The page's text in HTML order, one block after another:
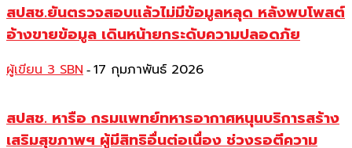
สปสช.ยันตรวจสอบแล้วไม่มีข้อมูลหลุด หลังพบโพสต์
อ้างขายข้อมูล เดินหน้ายกระดับความปลอดภัย
ผู้เขียน 3 SBN - 17 กุมภาพันธ์ 2026
สปสช. หารือ กรมแพทย์ทหารอากาศหนุนบริการสร้าง
เสริมสุขภาพฯ ผู้มีสิทธิอื่นต่อเนื่อง ช่วงรอตีความ